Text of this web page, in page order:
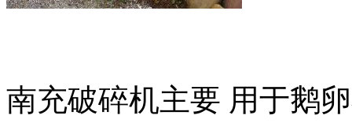
南充破碎机主要 用于鹅